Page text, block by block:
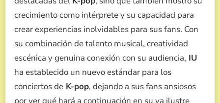
crecimiento como intérprete y su capacidad para
crear experiencias inolvidables para sus fans. Con
su combinación de talento musical, creatividad
escénica y genuina conexión con su audiencia, IU
ha establecido un nuevo estándar para los
conciertos de K-pop, dejando a sus fans ansiosos